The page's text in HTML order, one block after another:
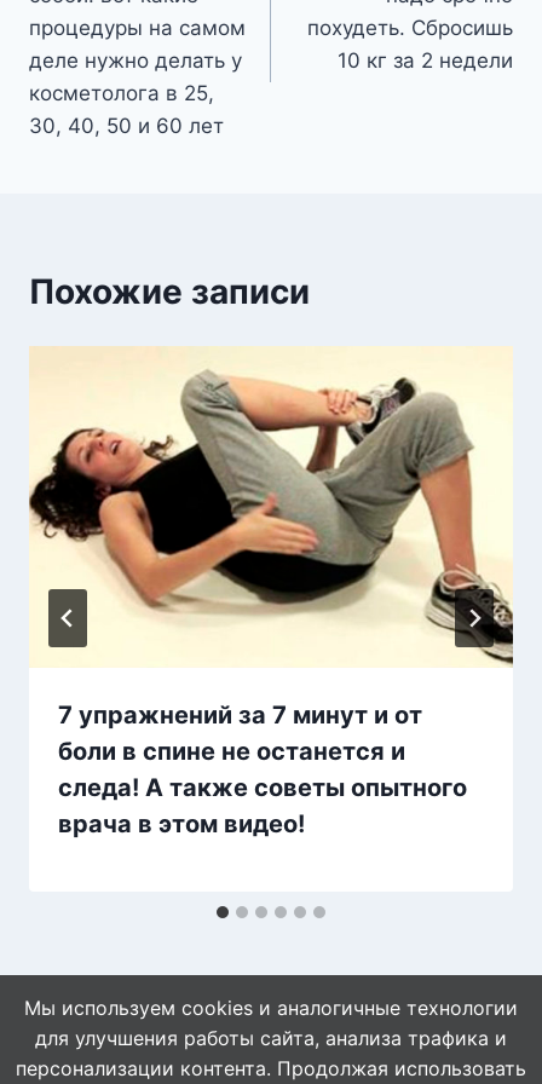
записям
процедуры на самом
деле нужно делать у
косметолога в 25,
30, 40, 50 и 60 лет
похудеть. Сбросишь
10 кг за 2 недели
Похожие записи
7 упражнений за 7 минут и от
боли в спине не останется и
следа! А также советы опытного
врача в этом видео!
Мы используем cookies и аналогичные технологии
для улучшения работы сайта, анализа трафика и
персонализации контента. Продолжая использовать